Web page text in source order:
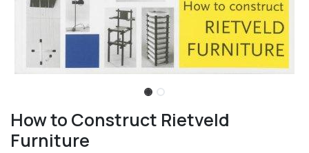
How to Construct Rietveld
Furniture